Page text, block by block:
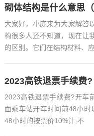
砌体结构是什么意思（
大家好，小庞来为大家解答
构很多人还不知道，现在让
的区别。它们在结构材料、
2023高铁退票手续费?
2023高铁退票手续费?开车
面乘车站开车时间前48小时
48小时的按票价10%计;不